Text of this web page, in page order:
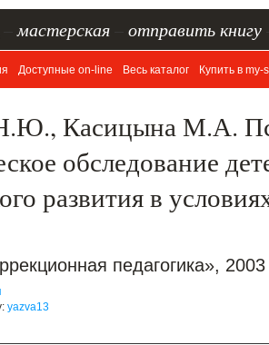
мастерская отправить книгу
Доступные on-line Весь каталог Купить в my-
Касицына М.А.
обследование
развития в
педагогика»,
yazva13